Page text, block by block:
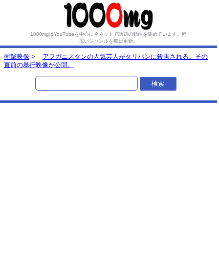
1000mgはYouTubeを中心に今ネットで話題の動画を集めています。 幅
広いジャンルを毎日更新。
衝撃映像 >
アフガニスタンの人気芸人がタリバンに殺害される。その
直前の暴行映像が公開。